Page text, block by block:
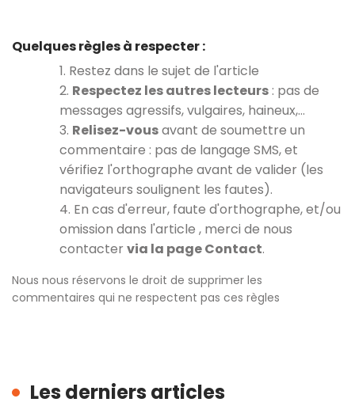
Quelques règles à respecter :
1. Restez dans le sujet de l'article
2. Respectez les autres lecteurs : pas de
messages agressifs, vulgaires, haineux,…
3. Relisez-vousavant de soumettre un
commentaire : pas de langage SMS, et
vérifiez l'orthographe avant de valider (les
navigateurs soulignent les fautes).
4. En cas d'erreur, faute d'orthographe, et/ou
omission dans l'article , merci de nous
contacter via la page Contact.
Nous nous réservons le droit de supprimer les
commentaires qui ne respectent pas ces règles
Les derniers articles